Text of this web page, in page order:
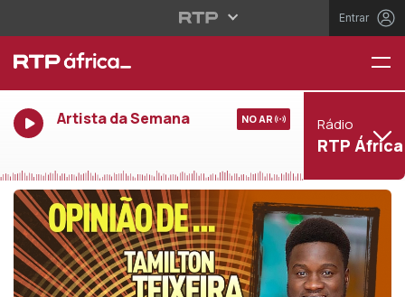
Entrar
Artista da Semana NO AR Rádio
RTP África